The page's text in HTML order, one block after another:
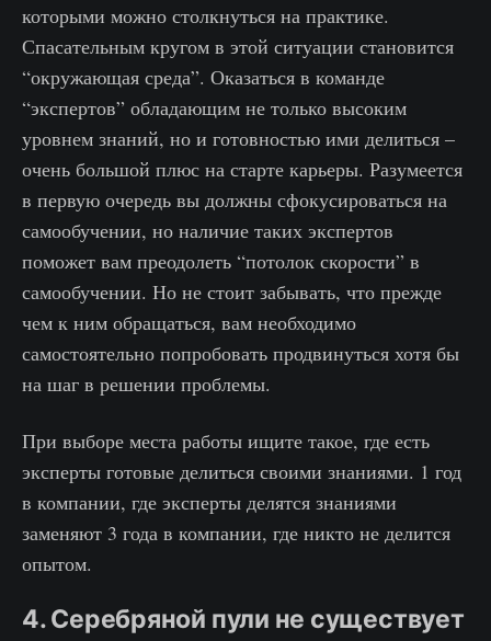
которыми можно столкнуться на практике.
Спасательным кругом в этой ситуации становится
“окружающая среда”. Оказаться в команде
“экспертов” обладающим не только высоким
уровнем знаний, но и готовностью ими делиться –
очень большой плюс на старте карьеры. Разумеется
в первую очередь вы должны сфокусироваться на
самообучении, но наличие таких экспертов
поможет вам преодолеть “потолок скорости” в
самообучении. Но не стоит забывать, что прежде
чем к ним обращаться, вам необходимо
самостоятельно попробовать продвинуться хотя бы
на шаг в решении проблемы.
При выборе места работы ищите такое, где есть
эксперты готовые делиться своими знаниями. 1 год
в компании, где эксперты делятся знаниями
заменяют 3 года в компании, где никто не делится
опытом.
4. Серебряной пули не существует